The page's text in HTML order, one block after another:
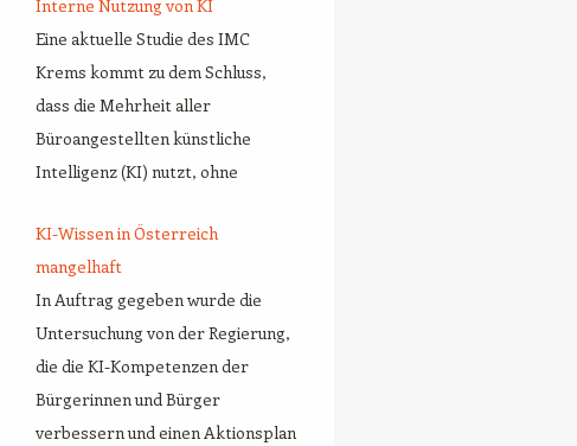
Interne Nutzung von KI
Eine aktuelle Studie des IMC
Krems kommt zu dem Schluss,
dass die Mehrheit aller
Büroangestellten künstliche
Intelligenz (KI) nutzt, ohne
KI-Wissen in Österreich
mangelhaft
In Auftrag gegeben wurde die
Untersuchung von der Regierung,
die die KI-Kompetenzen der
Bürgerinnen und Bürger
verbessern und einen Aktionsplan